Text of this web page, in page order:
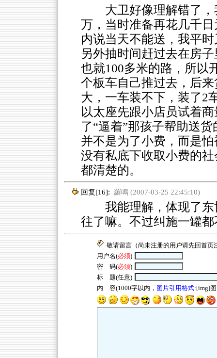
大卫好像理解错了，
万，当时准备再花几千
内说当天不能送，我平
另外抽时间赶过去在房
也就100多米的路，所以
个板车自己推过去，后
大，一车装不下，装了2
以太座先跟小店员试着
了“逼着”那孩子帮助送
并不是为了小费，而是
没有私底下收取小费的
都清楚的。
回复[16]: 羅鳴 (2007-03-25 22:45:10)
我能理解，体现了东
往了嘛。不过纠施一罐
敬请留言（尚未注册的用户请先回首页
用户名(必须)
密 码(必须)
标 题(任意)
内 容(1000字以内， 图片引用格式:[img]